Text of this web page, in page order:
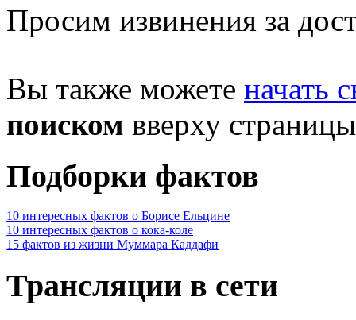
Просим извинения за
Вы также можете начать
поиском вверху
Подборки фактов
10 интересных фактов о Борисе Ельцине
10 интересных фактов о кока-коле
15 фактов из жизни Муммара Каддафи
Трансляции в сети